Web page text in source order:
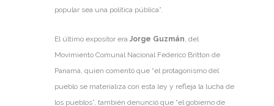
popular sea una política pública”.
El último expositor era Jorge Guzmán, del
Movimiento Comunal Nacional Federico Britton de
Panamá, quien comentó que “el protagonismo del
pueblo se materializa con esta ley y refleja la lucha de
los pueblos”, también denunció que “el gobierno de